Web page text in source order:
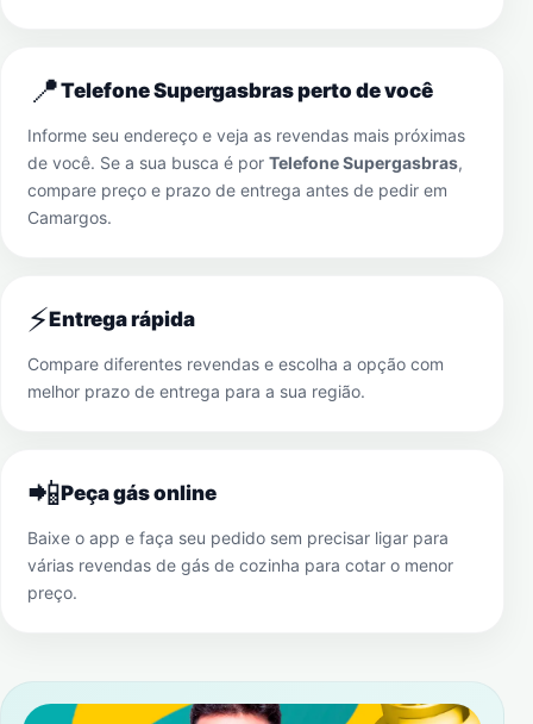
📍Telefone Supergasbras perto de você
Informe seu endereço e veja as revendas mais próximas
de você. Se a sua busca é por Telefone Supergasbras,
compare preço e prazo de entrega antes de pedir em
Camargos.
⚡Entrega rápida
Compare diferentes revendas e escolha a opção com
melhor prazo de entrega para a sua região.
📲Peça gás online
Baixe o app e faça seu pedido sem precisar ligar para
várias revendas de gás de cozinha para cotar o menor
preço.